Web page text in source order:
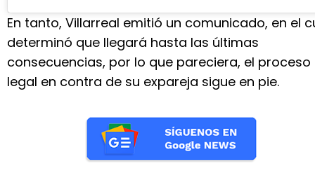
En tanto, Villarreal emitió un comunicado, en el
determinó que llegará hasta las últimas
consecuencias, por lo que pareciera, el proceso
legal en contra de su expareja sigue en pie.